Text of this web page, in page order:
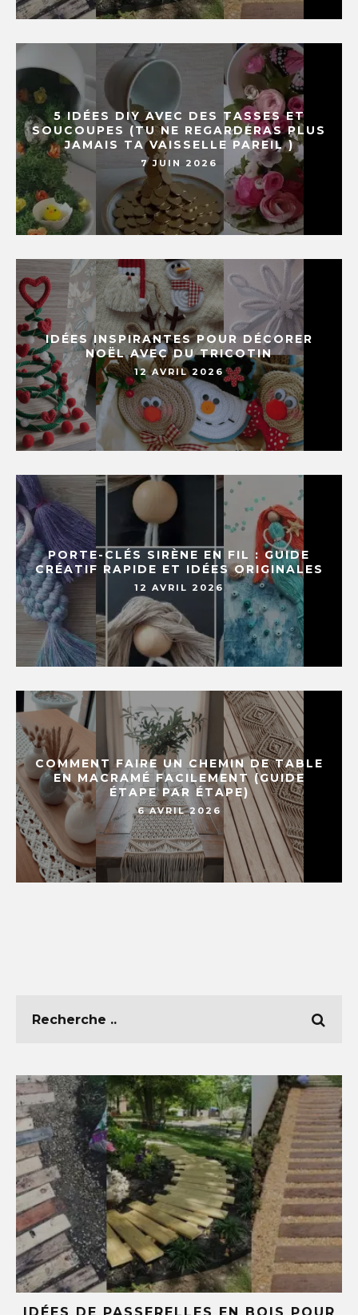
5 IDÉES DIY AVEC DES TASSES ET
SOUCOUPES (TU NE REGARDERAS PLUS
JAMAIS TA VAISSELLE PAREIL )
7 JUIN 2026
IDÉES INSPIRANTES POUR DÉCORER
NOËL AVEC DU TRICOTIN
12 AVRIL 2026
PORTE-CLÉS SIRÈNE EN FIL : GUIDE
CRÉATIF RAPIDE ET IDÉES ORIGINALES
12 AVRIL 2026
COMMENT FAIRE UN CHEMIN DE TABLE
EN MACRAMÉ FACILEMENT (GUIDE
ÉTAPE PAR ÉTAPE)
6 AVRIL 2026